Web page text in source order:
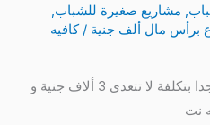
,مشاريع صغيرة للشباب,
مال ألف جنية/كافيه
حديثنا اليوم عن مشروع بسيط جدا بتكلفة لا تتعدى 3 ألاف جنية و